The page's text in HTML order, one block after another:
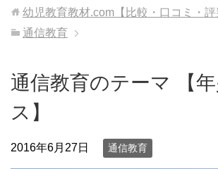
幼児教育教材.com【比較・口コミ・評
通信教育
通信教育のテーマ 【
ス】
2016年6月27日 通信教育